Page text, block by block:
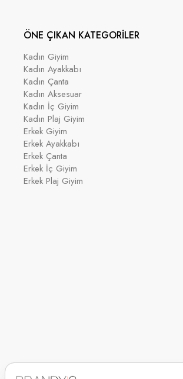
ÖNE ÇIKAN KATEGORİLER
Kadın Giyim
Kadın Ayakkabı
Kadın Çanta
Kadın Aksesuar
Kadın İç Giyim
Kadın Plaj Giyim
Erkek Giyim
Erkek Ayakkabı
Erkek Çanta
Erkek İç Giyim
Erkek Plaj Giyim